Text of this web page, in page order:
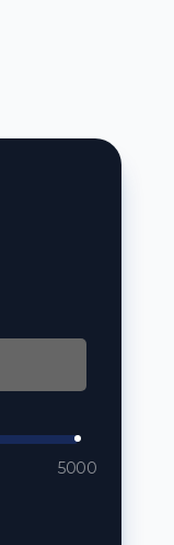
5000